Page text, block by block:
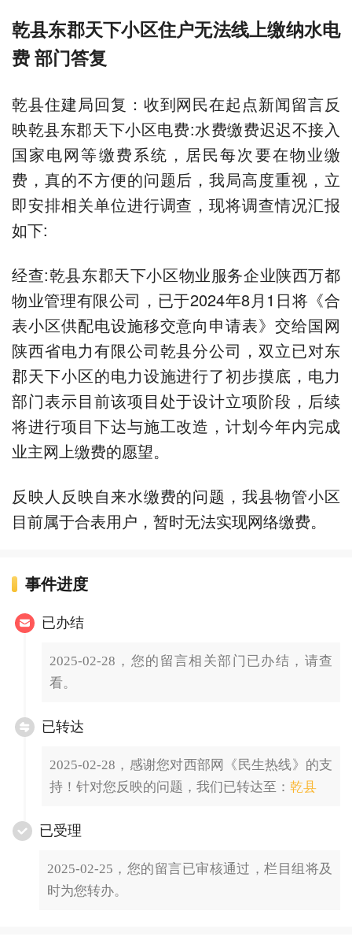
乾县东郡天下小区住户无法线上缴纳水电
费 部门答复
乾县住建局回复：收到网民在起点新闻留言反
映乾县东郡天下小区电费:水费缴费迟迟不接入
国家电网等缴费系统，居民每次要在物业缴
费，真的不方便的问题后，我局高度重视，立
即安排相关单位进行调查，现将调查情况汇报
如下:
经查:乾县东郡天下小区物业服务企业陕西万都
物业管理有限公司，已于2024年8月1日将《合
表小区供配电设施移交意向申请表》交给国网
陕西省电力有限公司乾县分公司，双立已对东
郡天下小区的电力设施进行了初步摸底，电力
部门表示目前该项目处于设计立项阶段，后续
将进行项目下达与施工改造，计划今年内完成
业主网上缴费的愿望。
反映人反映自来水缴费的问题，我县物管小区
目前属于合表用户，暂时无法实现网络缴费。
事件进度
已办结
2025-02-28，您的留言相关部门已办结，请查
看。
已转达
2025-02-28，感谢您对西部网《民生热线》的支
持！针对您反映的问题，我们已转达至： 乾县
已受理
2025-02-25，您的留言已审核通过，栏目组将及
时为您转办。